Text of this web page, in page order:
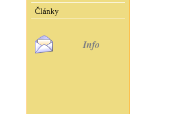
Články
Info